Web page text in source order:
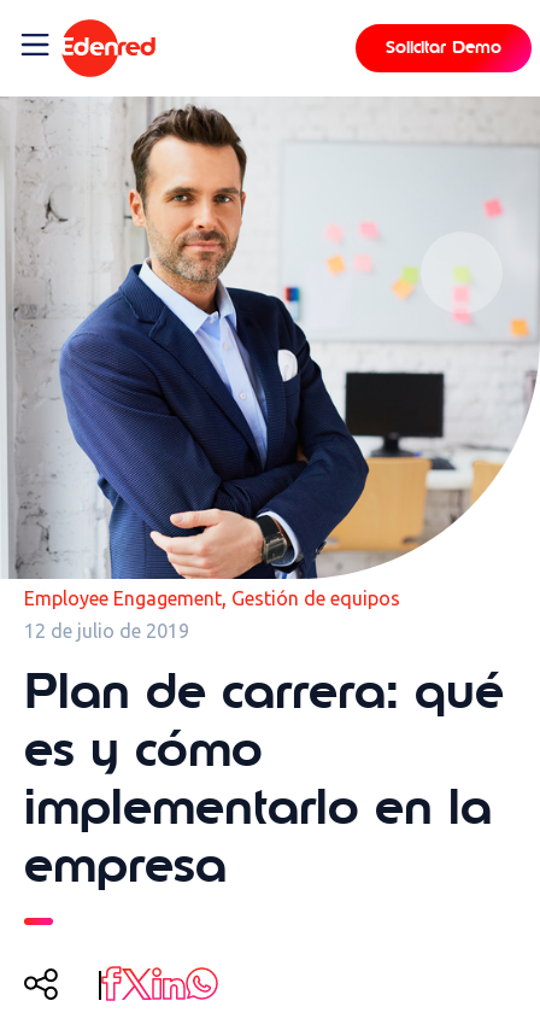
Solicitar Demo
Employee Engagement, Gestión de equipos
12 de julio de 2019
Plan de carrera: qué
es y cómo
implementarlo en la
empresa